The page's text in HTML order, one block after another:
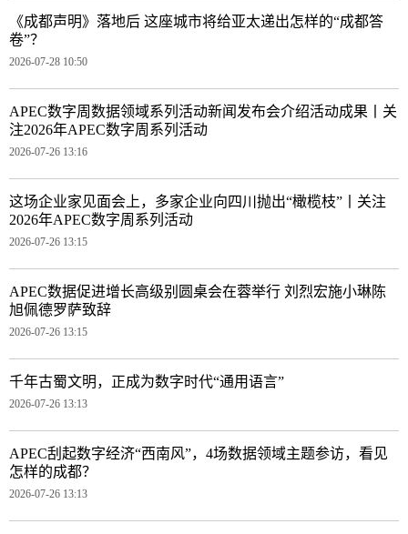
《成都声明》落地后 这座城市将给亚太递出怎样的“成都答
卷”？
2026-07-28 10:50
APEC数字周数据领域系列活动新闻发布会介绍活动成果丨关
注2026年APEC数字周系列活动
2026-07-26 13:16
这场企业家见面会上，多家企业向四川抛出“橄榄枝”丨关注
2026年APEC数字周系列活动
2026-07-26 13:15
APEC数据促进增长高级别圆桌会在蓉举行 刘烈宏施小琳陈
旭佩德罗萨致辞
2026-07-26 13:15
千年古蜀文明，正成为数字时代“通用语言”
2026-07-26 13:13
APEC刮起数字经济“西南风”，4场数据领域主题参访，看见
怎样的成都？
2026-07-26 13:13